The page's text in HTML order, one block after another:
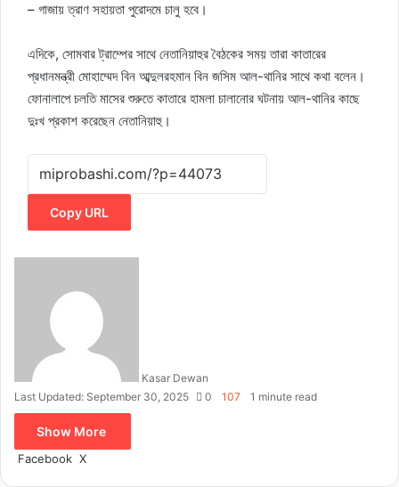
– গাজায় ত্রাণ সহায়তা পুরোদমে চালু হবে।
এদিকে, সোমবার ট্রাম্পের সাথে নেতানিয়াহুর বৈঠকের সময় তারা কাতারের
প্রধানমন্ত্রী মোহাম্মেদ বিন আব্দুলরহমান বিন জসিম আল-থানির সাথে কথা বলেন।
ফোনালাপে চলতি মাসের শুরুতে কাতারে হামলা চালানোর ঘটনায় আল-থানির কাছে
দুঃখ প্রকাশ করেছেন নেতানিয়াহু।
Copy URL
Kasar Dewan
Last Updated: September 30, 2025
0 107 1 minute read
Show More
Facebook X